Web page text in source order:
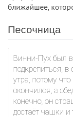
ближайшее,
Песочница
Винни-Пух был
подкрепиться, в
утра, потому
окончился, а
конечно, он
достаёт чашки и
:volume-locked
@document
@import
@keyframes
@media
@page
@supports